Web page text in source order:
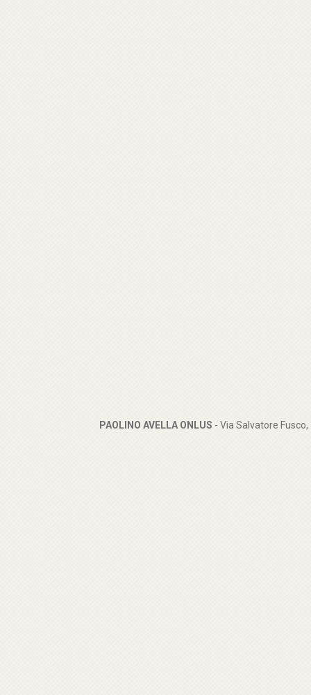
PAOLINO AVELLA ONLUS - Via Salvatore